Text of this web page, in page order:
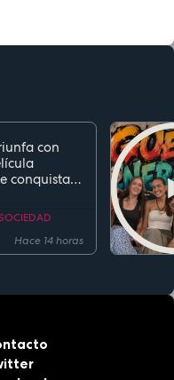
con
conquista
Hace 14 horas